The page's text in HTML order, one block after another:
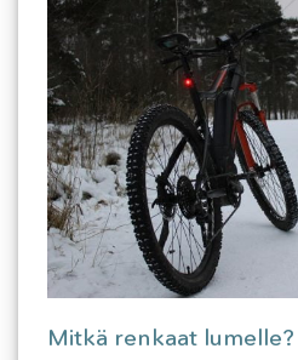
Mitkä renkaat lumelle?